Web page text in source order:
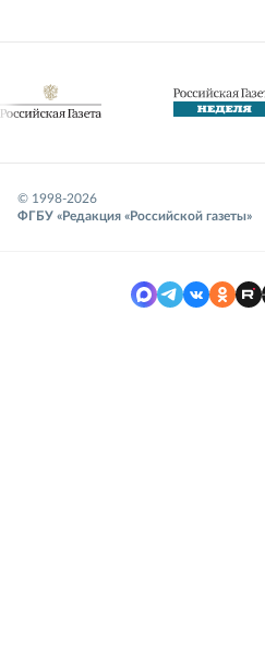
© 1998-2026
ФГБУ «Редакция «Российской газеты»